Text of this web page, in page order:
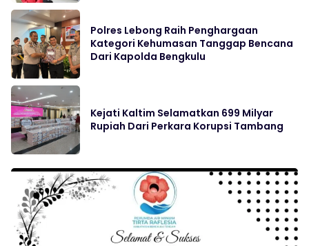
Polres Lebong Raih Penghargaan
Kategori Kehumasan Tanggap Bencana
Dari Kapolda Bengkulu
Kejati Kaltim Selamatkan 699 Milyar
Rupiah Dari Perkara Korupsi Tambang